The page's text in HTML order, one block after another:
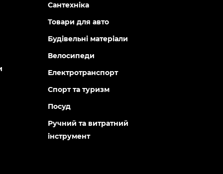
Сантехніка
Товари для авто
Будівельні матеріали
Велосипеди
Електротранспорт
Спорт та туризм
Посуд
Ручний та витратний
інструмент